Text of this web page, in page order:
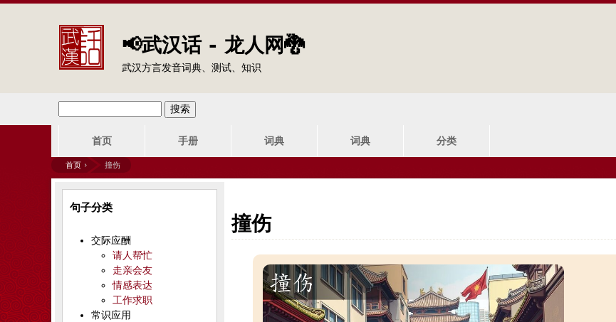
📢武汉话 - 龙人网🐉
武汉方言发音词典、测试、知识
索
表
单
菜
单
首页 手册 词典 词典 分类
你
首页 › 撞伤
撞伤
句子分类
交际应酬
请人帮忙
走亲会友
情感表达
工作求职
常识应用